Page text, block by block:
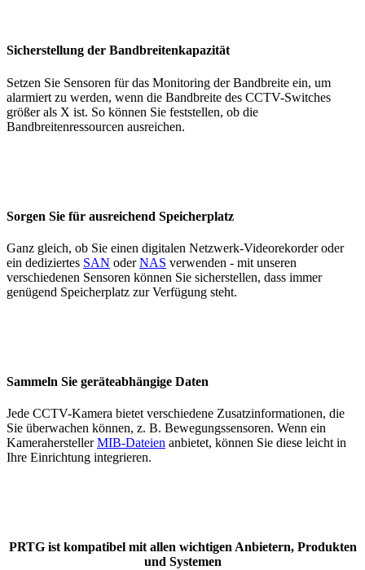
Sicherstellung der Bandbreitenkapazität
Setzen Sie Sensoren für das Monitoring der Bandbreite ein, um
alarmiert zu werden, wenn die Bandbreite des CCTV-Switches
größer als X ist. So können Sie feststellen, ob die
Bandbreitenressourcen ausreichen.
Sorgen Sie für ausreichend Speicherplatz
Ganz gleich, ob Sie einen digitalen Netzwerk-Videorekorder oder
ein dediziertes SAN oderNAS verwenden - mit unseren
verschiedenen Sensoren können Sie sicherstellen, dass immer
genügend Speicherplatz zur Verfügung steht.
Sammeln Sie geräteabhängige Daten
Jede CCTV-Kamera bietet verschiedene Zusatzinformationen, die
Sie überwachen können, z. B. Bewegungssensoren. Wenn ein
KameraherstellerMIB-Dateien anbietet, können Sie diese leicht in
Ihre Einrichtung integrieren.
PRTG ist kompatibel mit allen wichtigen Anbietern, Produkten
und Systemen